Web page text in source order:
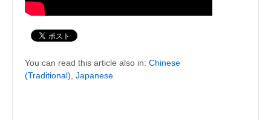
You can read this article also in: Chinese
(Traditional) Japanese